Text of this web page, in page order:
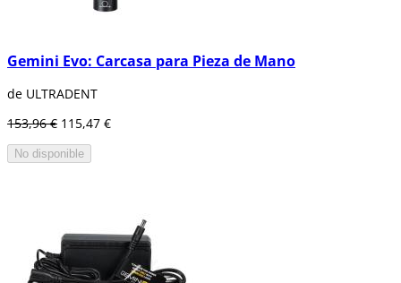
Gemini Evo: Carcasa para Pieza de Mano
de ULTRADENT
153,96 € 115,47 €
No disponible